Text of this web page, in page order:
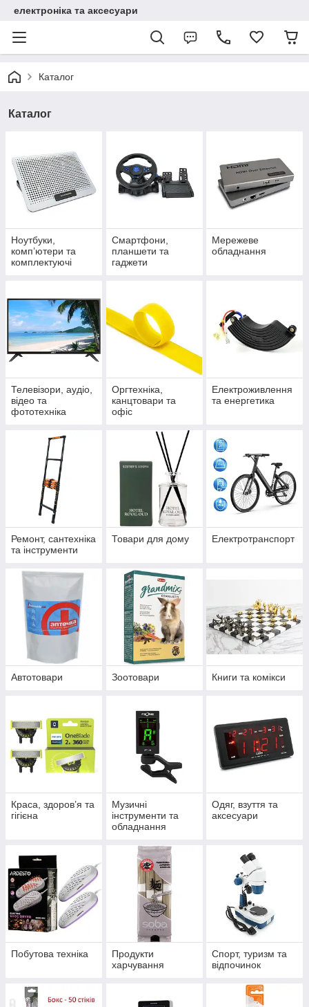
електроніка та аксесуари
Каталог
Каталог
Ноутбуки,
комп’ютери та
комплектуючі
Смартфони,
планшети та
гаджети
Мережеве
обладнання
Телевізори, аудіо,
відео та
фототехніка
Оргтехніка,
канцтовари та
офіс
Електроживлення
та енергетика
Ремонт, сантехніка
та інструменти
Товари для дому Електротранспорт
Автотовари Зоотовари Книги та комікси
Краса, здоров’я та
гігієна
Музичні
інструменти та
обладнання
Одяг, взуття та
аксесуари
Побутова техніка
Продукти
харчування
Спорт, туризм та
відпочинок